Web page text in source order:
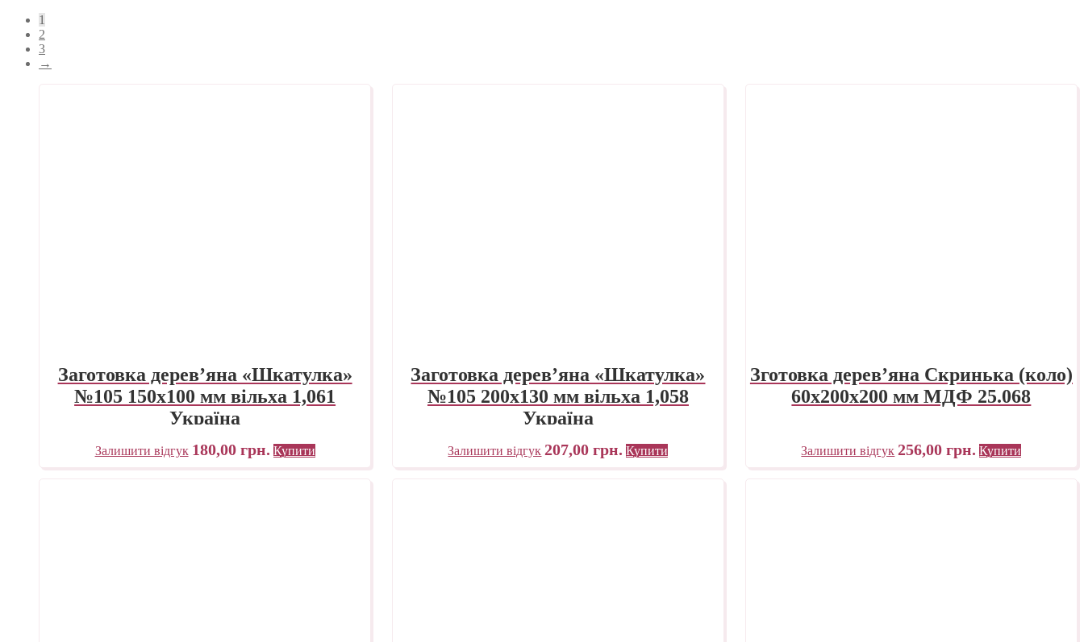
1
2
3
→
Заготовка дерев’яна «Шкатулка»
№105 150х100 мм вільха 1,061
Україна
Залишити відгук 180,00 грн. Купити
Заготовка дерев’яна «Шкатулка»
№105 200х130 мм вільха 1,058
Україна
Залишити відгук 207,00грн. Купити
Зготовка дерев’яна Скринька (коло)
60х200х200 мм МДФ 25.068
Залишити відгук 256,00грн. Купити